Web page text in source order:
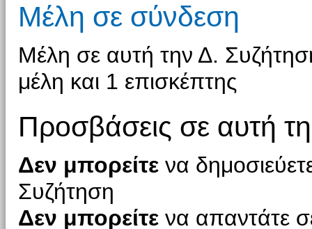
Μέλη σε σύνδεση
Μέλη σε αυτή την Δ.
μέλη και 1 επισκέπτης
Προσβάσεις σε αυτή
Δεν μπορείτενα
Συζήτηση
Δεν μπορείτενα απαντάτε